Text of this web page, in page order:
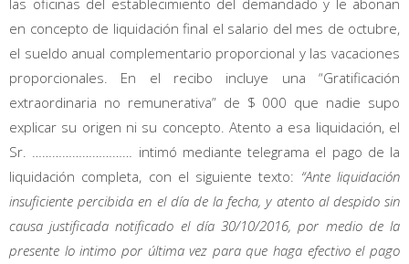
en concepto de liquidación final el salario del mes de octubre,
el sueldo anual complementario proporcional y las vacaciones
proporcionales. En el recibo incluye una “Gratificación
extraordinaria no remunerativa” de $ 000 que nadie supo
explicar su origen ni su concepto. Atento a esa liquidación, el
Sr. ………………………… intimó mediante telegrama el pago de la
liquidación completa, con el siguiente texto: “Ante liquidación
insuficiente percibida en el día de la fecha, y atento al despido sin
causa justificada notificado el día 30/10/2016, por medio de la
presente lo intimo por última vez para que haga efectivo el pago